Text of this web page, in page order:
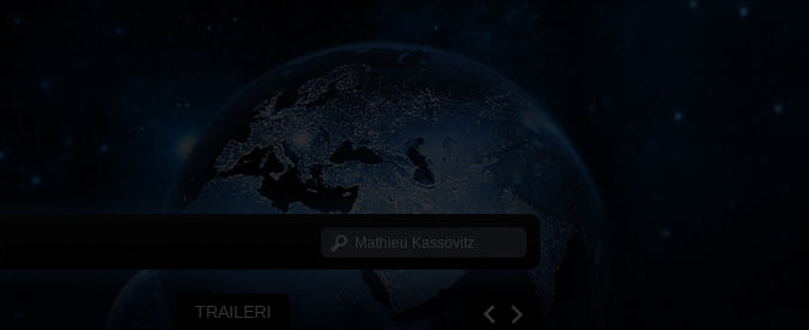
TRAILERI